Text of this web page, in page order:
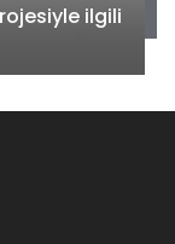
ilgili